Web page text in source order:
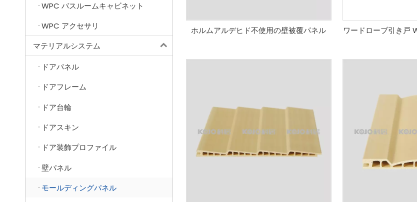
WPC バスルームキャビネット
WPC アクセサリ
マテリアルシステム
ドアパネル
ドアフレーム
ドア台輪
ドアスキン
ドア装飾プロファイル
壁パネル
モールディングパネル
ホルムアルデヒド不使用の壁被覆パネル ワードローブ引き戸